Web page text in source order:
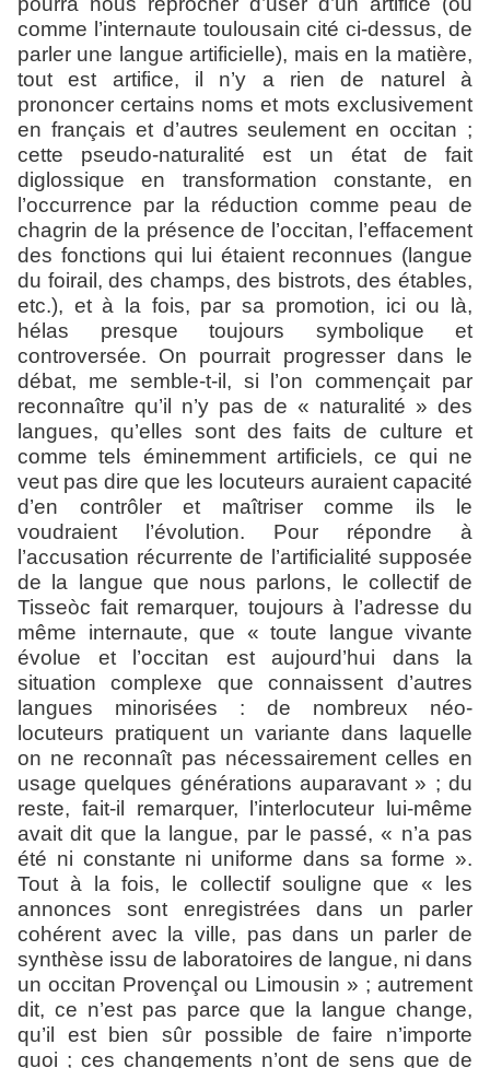
comme l’internaute toulousain cité ci-dessus, de
parler une langue artificielle), mais en la matière,
tout est artifice, il n’y a rien de naturel à
prononcer certains noms et mots exclusivement
en français et d’autres seulement en occitan ;
cette pseudo-naturalité est un état de fait
diglossique en transformation constante, en
l’occurrence par la réduction comme peau de
chagrin de la présence de l’occitan, l’effacement
des fonctions qui lui étaient reconnues (langue
du foirail, des champs, des bistrots, des étables,
etc.), et à la fois, par sa promotion, ici ou là,
hélas presque toujours symbolique et
controversée. On pourrait progresser dans le
débat, me semble-t-il, si l’on commençait par
reconnaître qu’il n’y pas de « naturalité » des
langues, qu’elles sont des faits de culture et
comme tels éminemment artificiels, ce qui ne
veut pas dire que les locuteurs auraient capacité
d’en contrôler et maîtriser comme ils le
voudraient l’évolution. Pour répondre à
l’accusation récurrente de l’artificialité supposée
de la langue que nous parlons, le collectif de
Tisseòc fait remarquer, toujours à l’adresse du
même internaute, que « toute langue vivante
évolue et l’occitan est aujourd’hui dans la
situation complexe que connaissent d’autres
langues minorisées : de nombreux néo-
locuteurs pratiquent un variante dans laquelle
on ne reconnaît pas nécessairement celles en
usage quelques générations auparavant » ; du
reste, fait-il remarquer, l’interlocuteur lui-même
avait dit que la langue, par le passé, « n’a pas
été ni constante ni uniforme dans sa forme ».
Tout à la fois, le collectif souligne que « les
annonces sont enregistrées dans un parler
cohérent avec la ville, pas dans un parler de
synthèse issu de laboratoires de langue, ni dans
un occitan Provençal ou Limousin » ; autrement
dit, ce n’est pas parce que la langue change,
qu’il est bien sûr possible de faire n’importe
quoi ; ces changements n’ont de sens que de